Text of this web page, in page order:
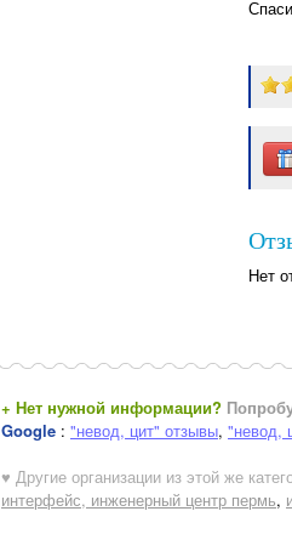
Нет
+ Нет нужной информации?
Google : "невод, цит" отзывы, "невод,
♥ Другие организации из этой же
интерфейс, инженерный центр пермь,